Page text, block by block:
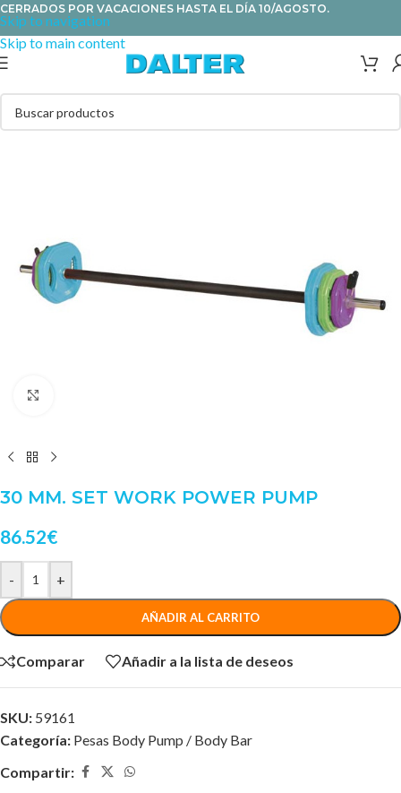
Skip to navigation
Skip to main content
CERRADOS POR VACACIONES HASTA EL DÍA 10/AGOSTO.
30 MM. SET WORK POWER PUMP
86.52€
- +
AÑADIR AL CARRITO
Comparar Añadir a la lista de deseos
SKU: 59161
Categoría: Pesas Body Pump / Body Bar
Compartir: